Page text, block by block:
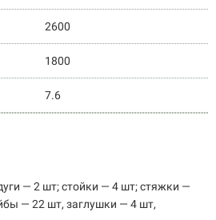
2600
1800
7.6
— 2 шт; стойки — 4 шт; стяжки —
— 22 шт, заглушки — 4 шт,